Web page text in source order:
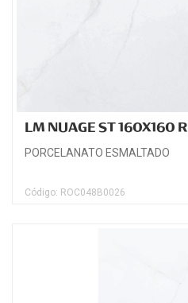
LM NUAGE ST 160X160 R
PORCELANATO ESMALTADO
Código: ROC048B0026